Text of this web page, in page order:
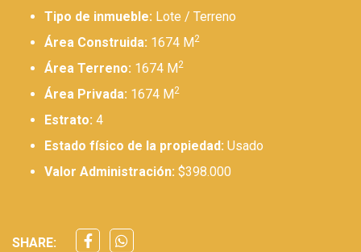
Tipo de inmueble: Lote / Terreno
Área Construida: 1674 M2
Área Terreno: 1674 M2
Área Privada: 1674 M2
Estrato: 4
Estado físico de la propiedad: Usado
Valor Administración: $398.000
SHARE: